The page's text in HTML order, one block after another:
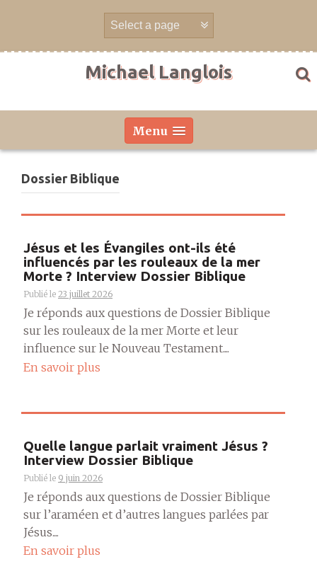
Michael Langlois
Menu
Dossier Biblique
Jésus et les Évangiles ont-ils été
influencés par les rouleaux de la mer
Morte ? Interview Dossier Biblique
Publié le 23 juillet 2026
Je réponds aux questions de Dossier Biblique
sur les rouleaux de la mer Morte et leur
influence sur le Nouveau Testament....
En savoir plus
Quelle langue parlait vraiment Jésus ?
Interview Dossier Biblique
Publié le 9 juin 2026
Je réponds aux questions de Dossier Biblique
sur l’araméen et d’autres langues parlées par
Jésus....
En savoir plus